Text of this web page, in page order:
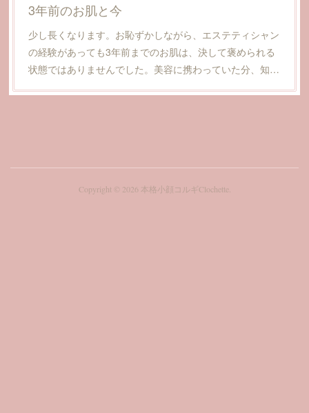
3年前のお肌と今
少し長くなります。お恥ずかしながら、エステティシャン
の経験があっても3年前までのお肌は、決して褒められる
状態ではありませんでした。美容に携わっていた分、知…
Copyright © 2026 本格小顔コルギClochette.